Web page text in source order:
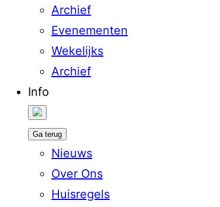
Archief
Evenementen
Wekelijks
Archief
Info
Ga terug
Nieuws
Over Ons
Huisregels